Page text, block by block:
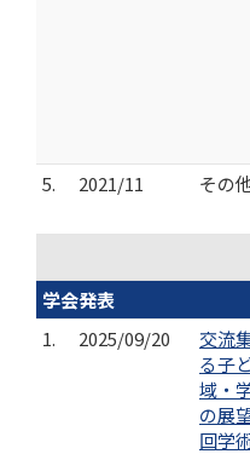
5. 2021/11 その
学会発表
1.
2025/09/20
交流
る子
域・
の展
回学